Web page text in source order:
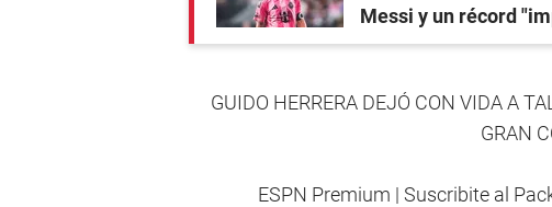
Messi y un récord
GUIDO HERRERA DEJÓ CON VIDA A
GRAN
ESPN Premium | Suscribite al